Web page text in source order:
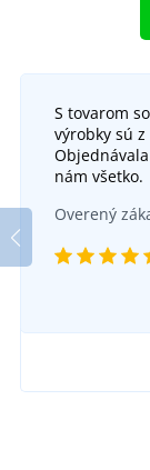
S tovarom
výrobky sú
nám všetko.
Overený